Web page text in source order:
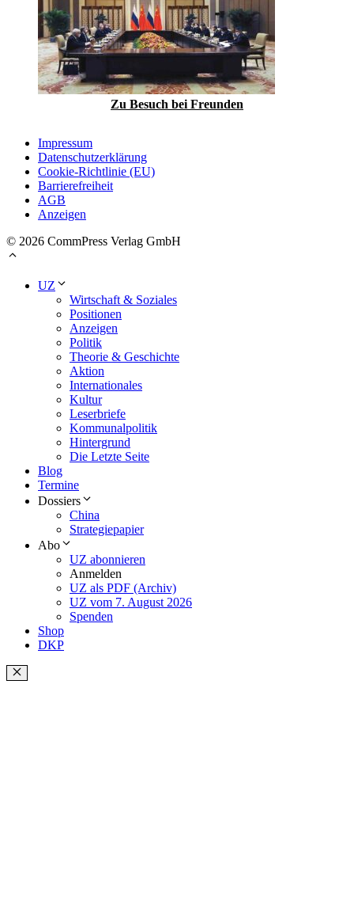
Zu Besuch bei Freunden
Impressum
Datenschutzerklärung
Cookie-Richtlinie (EU)
Barrierefreiheit
AGB
Anzeigen
© 2026 CommPress Verlag GmbH
UZ
Wirtschaft & Soziales
Positionen
Anzeigen
Politik
Theorie & Geschichte
Aktion
Internationales
Kultur
Leserbriefe
Kommunalpolitik
Hintergrund
Die Letzte Seite
Blog
Termine
Dossiers
China
Strategiepapier
Abo
UZ abonnieren
Anmelden
UZ als PDF (Archiv)
UZ vom 7. August 2026
Spenden
Shop
DKP
Schließen